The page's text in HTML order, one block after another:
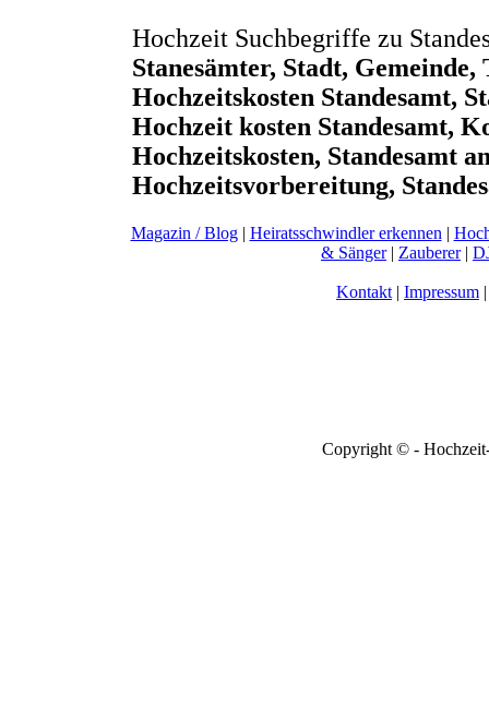
Hochzeit Suchbegriffe zu
Stanesämter, Stadt, Gemeinde,
Hochzeitskosten Standesamt,
Hochzeit kosten Standesamt,
Hochzeitskosten, Standesamt
Hochzeitsvorbereitung,
Magazin / Blog| Heiratsschwindler erkennen|
& Sänger| Zauberer|
Kontakt| Impressum
Copyright © -